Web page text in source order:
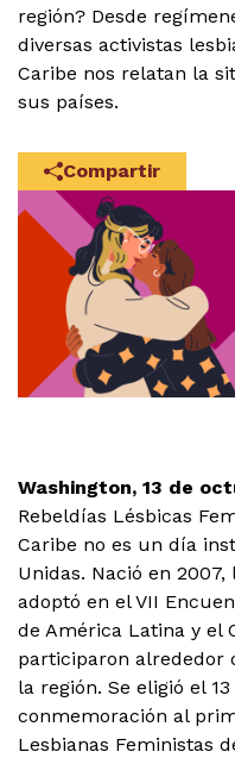
región? Desde
diversas activistas
Caribe nos relatan la
sus países.
Compartir
Washington, 13 de
Rebeldías Lésbicas
Caribe no es un día
Unidas. Nació en
adoptó en el VII
de América Latina y el
participaron alrededor
la región. Se eligió el
conmemoración al
Lesbianas Feministas